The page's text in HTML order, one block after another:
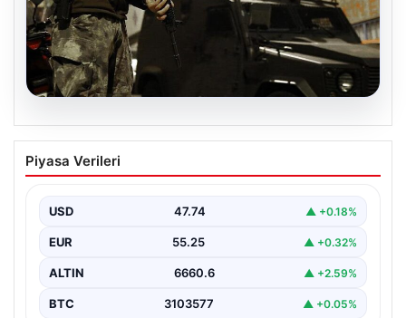
07.08.2026
Türkiye Genelinde DAEŞ’e Karşı Geniş
Kapsamlı Operasyon
yönelik 30 şehirde büyük çaplı bir operasyon
gerçekleştirildi. Jandarma…
Piyasa Verileri
USD 47.74 ▲ +0.18%
EUR 55.25 ▲ +0.32%
ALTIN 6660.6 ▲ +2.59%
BTC 3103577 ▲ +0.05%